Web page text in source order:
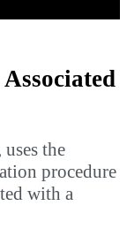
the
procedure
with a